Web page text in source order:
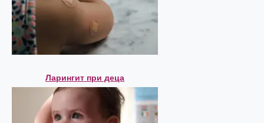
Ларингит при деца